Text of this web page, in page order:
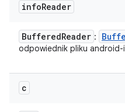
infoReader
BufferedReader :
odpowiednik pliku
c